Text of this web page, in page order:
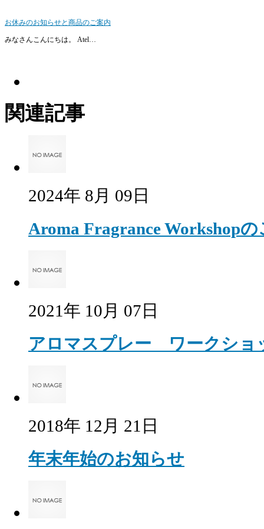
お休みのお知らせと商品のご案内
みなさんこんにちは。 Atel…
関連記事
2024年 8月 09日
Aroma Fragrance Workshop
2021年 10月 07日
アロマスプレー ワークショ
2018年 12月 21日
年末年始のお知らせ